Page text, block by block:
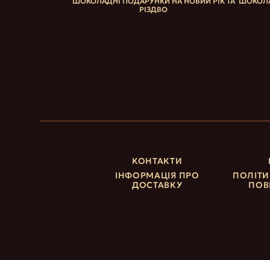
РІЗДВО
КОНТАКТИ
ІНФОРМАЦІЯ ПРО
ДОСТАВКУ